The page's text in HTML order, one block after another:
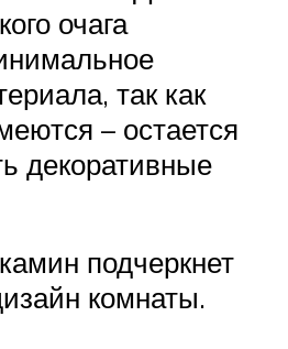
очага
так как
– остается
декоративные
подчеркнет
комнаты.